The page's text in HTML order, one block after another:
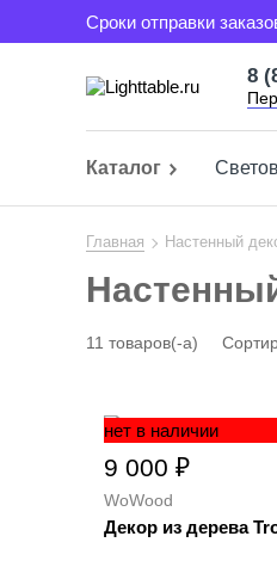
Сроки отправки
8
Каталог
Главная Настенный
11 товаров(-а)
нет в наличии
9 000 ₽
WoWood
Декор из дерева